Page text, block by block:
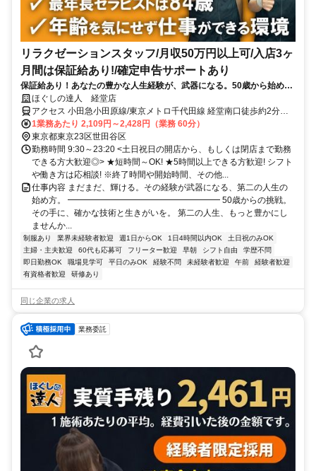
リラクゼーションスタッフ/月収50万円以上可/入店3ヶ
月間は保証給あり!/確定申告サポートあり
保証給あり！あなたの豊かな人生経験が、武器になる。50歳から始め
る、一生モノの癒やしの技術。
ほぐしの達人 経堂店
アクセス 小田急小田原線/東京メトロ千代田線 経堂南口徒歩約2分、
東急世田谷線 宮の坂出入口2(下高井戸方面)徒歩約11分、東急世田谷
線 山下（東京都）出入口1徒歩約13分 経堂駅徒歩2分
1業務あたり 2,109円～2,428円（業務 60分）
東京都東京23区世田谷区
勤務時間 9:30～23:20 <土日祝日の開店から、もしくは閉店まで勤務
できる方大歓迎◎> ★短時間～OK! ★5時間以上できる方歓迎! シフト
や働き方は応相談! ※終了時間や開始時間、その他...
仕事内容 まだまだ、輝ける。その経験が武器になる、第二の人生の
始め方。 ━━━━━━━━━━━━━━━━━━ 50歳からの挑戦。
その手に、確かな技術と生きがいを。 第二の人生、もっと豊かにし
ませんか...
制服あり 業界未経験者歓迎 週1日からOK 1日4時間以内OK
土日祝のみOK
主婦・主夫歓迎
60代も応募可 フリーター歓迎 早朝 シフト自由
学歴不問
即日勤務OK
職場見学可 平日のみOK 経験不問 未経験者歓迎 午前
経験者歓迎
有資格者歓迎
研修あり
同じ企業の求人
業務委託